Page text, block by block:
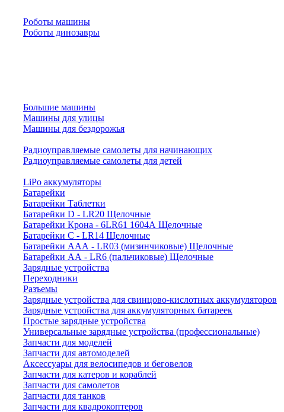
Роботы машины
Роботы динозавры
Большие машины
Машины для улицы
Машины для бездорожья
Радиоуправляемые самолеты для начинающих
Радиоуправляемые самолеты для детей
LiPo аккумуляторы
Батарейки
Батарейки Таблетки
Батарейки D - LR20 Щелочные
Батарейки Крона - 6LR61 1604A Щелочные
Батарейки C - LR14 Щелочные
Батарейки AAA - LR03 (мизинчиковые) Щелочные
Батарейки AA - LR6 (пальчиковые) Щелочные
Зарядные устройства
Переходники
Разъемы
Зарядные устройства для свинцово-кислотных аккумуляторов
Зарядные устройства для аккумуляторных батареек
Простые зарядные устройства
Универсальные зарядные устройства (профессиональные)
Запчасти для моделей
Запчасти для автомоделей
Аксессуары для велосипедов и беговелов
Запчасти для катеров и кораблей
Запчасти для самолетов
Запчасти для танков
Запчасти для квадрокоптеров